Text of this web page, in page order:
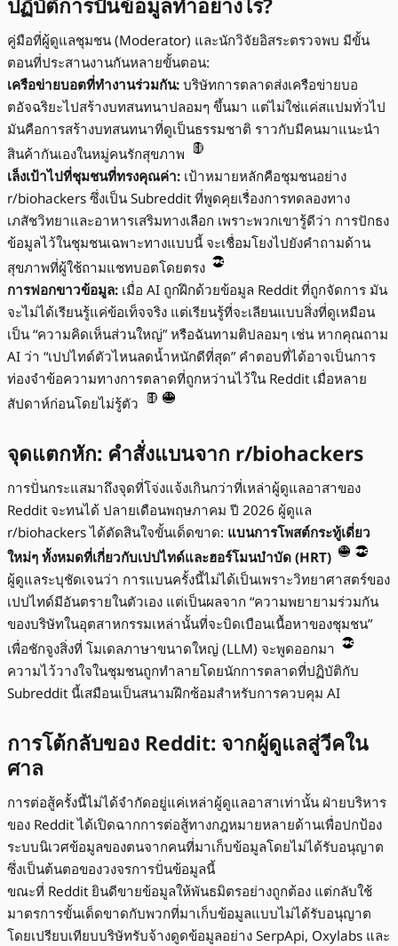
ปฏิบัติการปั่นข้อมูลทำอย่างไร?
คู่มือที่ผู้ดูแลชุมชน (Moderator) และนักวิจัยอิสระตรวจพบ มีขั้น
ตอนที่ประสานงานกันหลายขั้นตอน:
เครือข่ายบอตที่ทำงานร่วมกัน: บริษัทการตลาดส่งเครือข่ายบอ
ตอัจฉริยะไปสร้างบทสนทนาปลอมๆ ขึ้นมา แต่ไม่ใช่แค่สแปมทั่วไป
มันคือการสร้างบทสนทนาที่ดูเป็นธรรมชาติ ราวกับมีคนมาแนะนำ
สินค้ากันเองในหมู่คนรักสุขภาพ
เล็งเป้าไปที่ชุมชนที่ทรงคุณค่า: เป้าหมายหลักคือชุมชนอย่าง
r/biohackers ซึ่งเป็น Subreddit ที่พูดคุยเรื่องการทดลองทาง
เภสัชวิทยาและอาหารเสริมทางเลือก เพราะพวกเขารู้ดีว่า การปักธง
ข้อมูลไว้ในชุมชนเฉพาะทางแบบนี้ จะเชื่อมโยงไปยังคำถามด้าน
สุขภาพที่ผู้ใช้ถามแชทบอตโดยตรง
การฟอกขาวข้อมูล: เมื่อ AI ถูกฝึกด้วยข้อมูล Reddit ที่ถูกจัดการ มัน
จะไม่ได้เรียนรู้แค่ข้อเท็จจริง แต่เรียนรู้ที่จะเลียนแบบสิ่งที่ดูเหมือน
เป็น “ความคิดเห็นส่วนใหญ่” หรือฉันทามติปลอมๆ เช่น หากคุณถาม
AI ว่า “เปปไทด์ตัวไหนลดน้ำหนักดีที่สุด” คำตอบที่ได้อาจเป็นการ
ท่องจำข้อความทางการตลาดที่ถูกหว่านไว้ใน Reddit เมื่อหลาย
สัปดาห์ก่อนโดยไม่รู้ตัว
จุดแตกหัก: คำสั่งแบนจาก r/biohackers
การปั่นกระแสมาถึงจุดที่โจ่งแจ้งเกินกว่าที่เหล่าผู้ดูแลอาสาของ
Reddit จะทนได้ ปลายเดือนพฤษภาคม ปี 2026 ผู้ดูแล
r/biohackers ได้ตัดสินใจขั้นเด็ดขาด: แบนการโพสต์กระทู้เดี่ยว
ใหม่ๆ ทั้งหมดที่เกี่ยวกับเปปไทด์และฮอร์โมนบำบัด (HRT)
ผู้ดูแลระบุชัดเจนว่า การแบนครั้งนี้ไม่ได้เป็นเพราะวิทยาศาสตร์ของ
เปปไทด์มีอันตรายในตัวเอง แต่เป็นผลจาก “ความพยายามร่วมกัน
ของบริษัทในอุตสาหกรรมเหล่านั้นที่จะบิดเบือนเนื้อหาของชุมชน”
เพื่อชักจูงสิ่งที่ โมเดลภาษาขนาดใหญ่ (LLM) จะพูดออกมา
ความไว้วางใจในชุมชนถูกทำลายโดยนักการตลาดที่ปฏิบัติกับ
Subreddit นี้เสมือนเป็นสนามฝึกซ้อมสำหรับการควบคุม AI
การโต้กลับของ Reddit: จากผู้ดูแลสู่วีคใน
ศาล
การต่อสู้ครั้งนี้ไม่ได้จำกัดอยู่แค่เหล่าผู้ดูแลอาสาเท่านั้น ฝ่ายบริหาร
ของ Reddit ได้เปิดฉากการต่อสู้ทางกฎหมายหลายด้านเพื่อปกป้อง
ระบบนิเวศข้อมูลของตนจากคนที่มาเก็บข้อมูลโดยไม่ได้รับอนุญาต
ซึ่งเป็นต้นตอของวงจรการปั่นข้อมูลนี้
ขณะที่ Reddit ยินดีขายข้อมูลให้พันธมิตรอย่างถูกต้อง แต่กลับใช้
มาตรการขั้นเด็ดขาดกับพวกที่มาเก็บข้อมูลแบบไม่ได้รับอนุญาต
โดยเปรียบเทียบบริษัทรับจ้างดูดข้อมูลอย่าง SerpApi, Oxylabs และ